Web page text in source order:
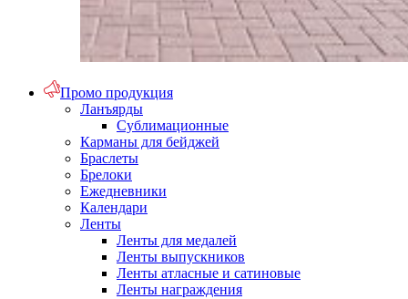
Промо продукция
Ланъярды
Сублимационные
Карманы для бейджей
Браслеты
Брелоки
Ежедневники
Календари
Ленты
Ленты для медалей
Ленты выпускников
Ленты атласные и сатиновые
Ленты награждения